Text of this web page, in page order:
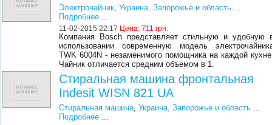
Электрочайник,Украина, Запорожье и область ...
Подробнее ...
11-02-2015 22:17 Цена:711 грн.
Компания Bosch представляет стильную и удобную
использовании современную модель
TWK 6004N - незаменимого помощника на каждой
Чайник отличается средним объемом в 1.
Стиральная машина фронтальная
Indesit WISN 821 UA
Стиральная машина,Украина, Запорожье и область ...
Подробнее ...